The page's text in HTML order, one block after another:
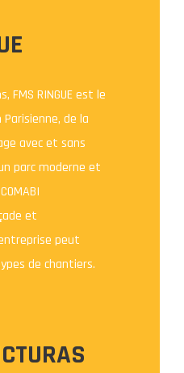
FMS RINGUE est le
de la
avec et sans
parc moderne et
et
peut
de chantiers.